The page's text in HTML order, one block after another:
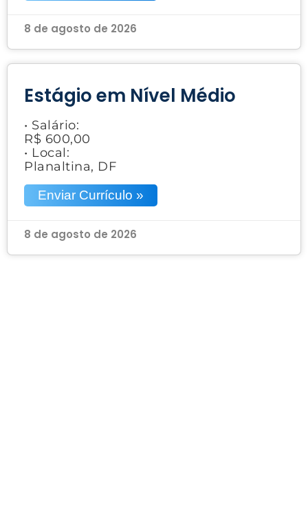
8 de agosto de 2026
Estágio em Nível Médio
• Salário:
R$ 600,00
• Local:
Planaltina, DF
Enviar Currículo »
8 de agosto de 2026